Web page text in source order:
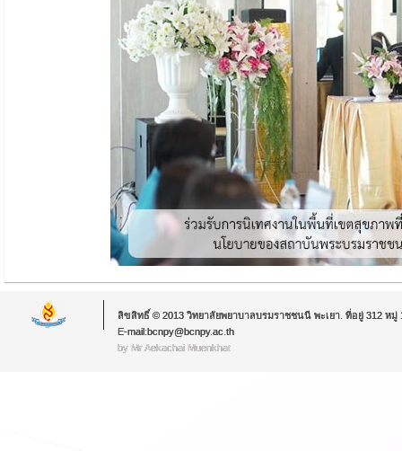
ลิขสิทธิ์ © 2013 วิทยาลัยพยาบาลบรมราชชนนี พะเยา. ที่อยู่ 312 หมู่
E-mail:bcnpy@bcnpy.ac.th
by Mr.Aekachai Muenkhat